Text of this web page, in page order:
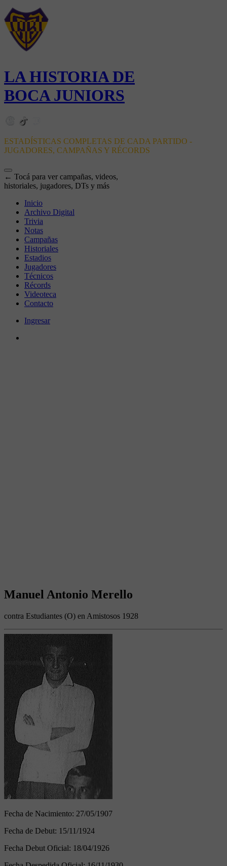
LA HISTORIA DE
BOCA JUNIORS
ESTADÍSTICAS COMPLETAS DE CADA PARTIDO -
JUGADORES, CAMPAÑAS Y RÉCORDS
← Tocá para ver campañas, videos,
historiales, jugadores, DTs y más
Inicio
Archivo Digital
Trivia
Notas
Campañas
Historiales
Estadios
Jugadores
Técnicos
Récords
Videoteca
Contacto
Ingresar
Manuel Antonio Merello
contra Estudiantes (O) en Amistosos 1928
Fecha de Nacimiento: 27/05/1907
Fecha de Debut: 15/11/1924
Fecha Debut Oficial: 18/04/1926